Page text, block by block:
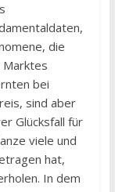
die
Marktes
bei
sind aber
Glücksfall für
viele und
hat,
In dem